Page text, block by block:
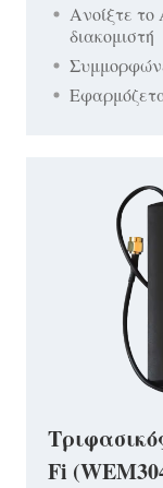
Ανοίξτε το
διακομιστή
Fi